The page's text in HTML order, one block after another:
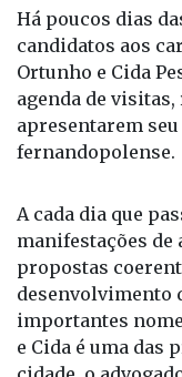
Da Redação
Há poucos dias
candidatos aos
Ortunho e Cida
agenda de
fernandopolense.
A cada dia que
manifestações de
propostas
desenvolvimento